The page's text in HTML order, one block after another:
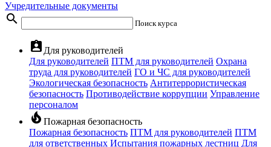
Учредительные документы
search Поиск курса
assignment_ind Для руководителей
Для руководителей ПТМ для руководителей Охрана
труда для руководителей ГО и ЧС для руководителей
Экологическая безопасность Антитеррористическая
безопасность Противодействие коррупции Управление
персоналом
local_fire_department Пожарная безопасность
Пожарная безопасность ПТМ для руководителей ПТМ
для ответственных Испытания пожарных лестниц Для